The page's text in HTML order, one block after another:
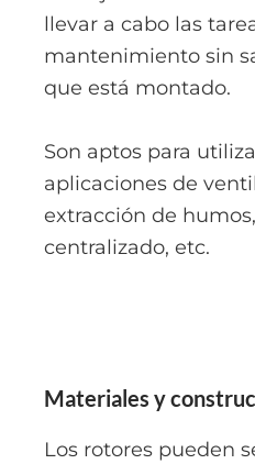
llevar a cabo las
mantenimiento sin
que está montado.
Son aptos para
aplicaciones de
extracción de
centralizado, etc.
Materiales y
Los rotores pueden